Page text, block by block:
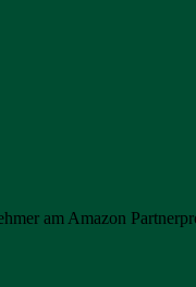
am Amazon